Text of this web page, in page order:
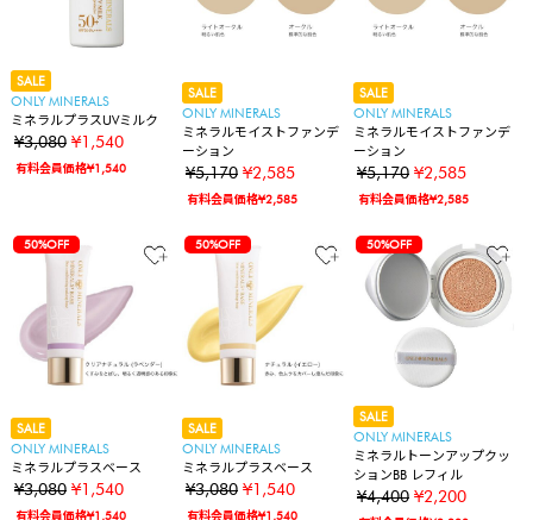
SALE
ONLY MINERALS
ミネラルプラスUVミルク
¥3,080 ¥1,540
有料会員価格¥1,540
SALE
ONLY MINERALS
ミネラルモイストファンデ
ーション
¥5,170 ¥2,585
有料会員価格¥2,585
SALE
ONLY MINERALS
ミネラルモイストファンデ
ーション
¥5,170 ¥2,585
有料会員価格¥2,585
50%OFF
SALE
ONLY MINERALS
ミネラルプラスベース
¥3,080 ¥1,540
有料会員価格¥1,540
50%OFF
SALE
ONLY MINERALS
ミネラルプラスベース
¥3,080 ¥1,540
有料会員価格¥1,540
50%OFF
SALE
ONLY MINERALS
ミネラルトーンアップクッ
ションBB レフィル
¥4,400 ¥2,200